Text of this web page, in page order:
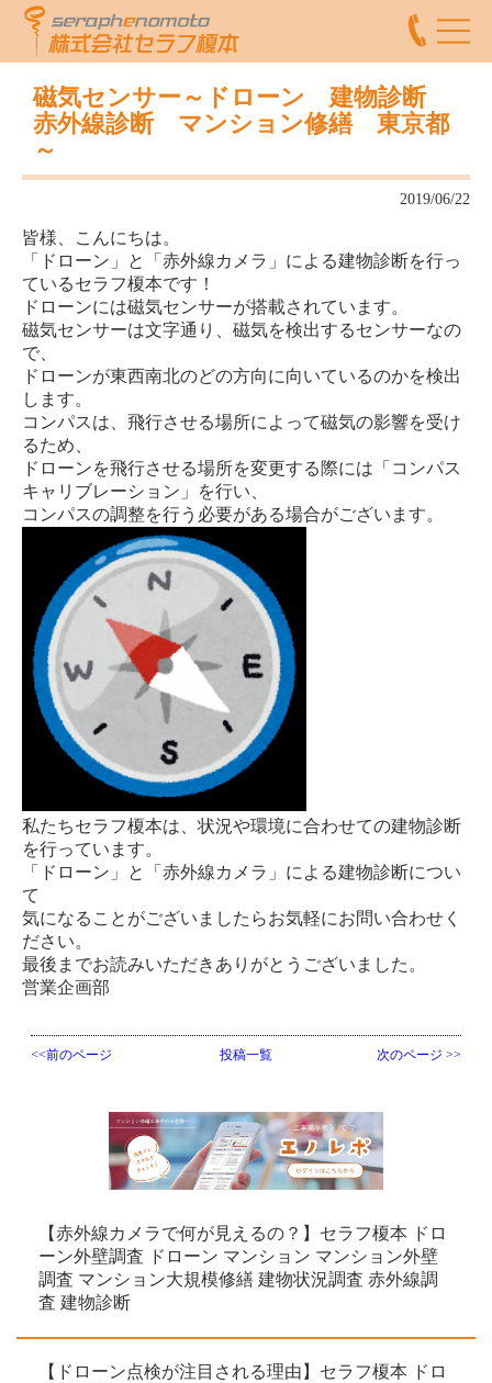
【赤外線カメラで何が見えるの？】セラフ榎本 ドロ
ーン外壁調査 ドローン マンション マンション外壁
調査 マンション大規模修繕 建物状況調査 赤外線調
査 建物診断
【ドローン点検が注目される理由】セラフ榎本 ドロ
磁気センサー～ドローン 建物診断
赤外線診断 マンション修繕 東京都
～
2019/06/22
皆様、こんにちは。
「ドローン」と「赤外線カメラ」による建物診断を行っ
ているセラフ榎本です！
ドローンには磁気センサーが搭載されています。
磁気センサーは文字通り、磁気を検出するセンサーなの
で、
ドローンが東西南北のどの方向に向いているのかを検出
します。
コンパスは、飛行させる場所によって磁気の影響を受け
るため、
ドローンを飛行させる場所を変更する際には「コンパス
キャリブレーション」を行い、
コンパスの調整を行う必要がある場合がございます。
私たちセラフ榎本は、状況や環境に合わせての建物診断
を行っています。
「ドローン」と「赤外線カメラ」による建物診断につい
て
気になることがございましたらお気軽にお問い合わせく
ださい。
最後までお読みいただきありがとうございました。
営業企画部
<<前のページ 投稿一覧 次のページ >>